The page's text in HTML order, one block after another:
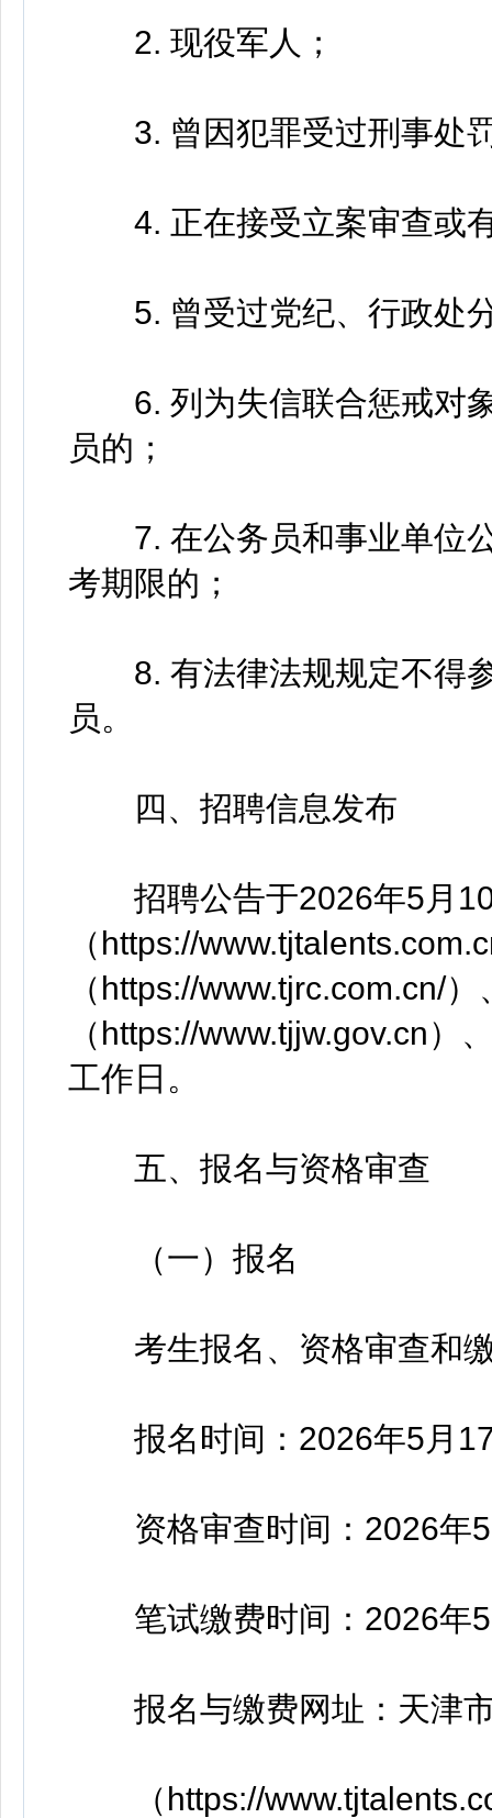
2. 现役军人；
3. 曾因犯罪受过刑事处
4. 正在接受立案审查或
5. 曾受过党纪、行政处分
6. 列为失信联合惩戒对象
员的；
7. 在公务员和事业单位公
考期限的；
8. 有法律法规规定不得参
员。
四、招聘信息发布
招聘公告于2026年5月10
（https://
（https://www.tjrc.com.cn/
（https://www.tjjw.gov.cn）
工作日。
五、报名与资格审查
（一）报名
考生报名、资格审查和缴
报名时间：2026年5月17
资格审查时间：2026年5
笔试缴费时间：2026年5
报名与缴费网址：天津市
（https://